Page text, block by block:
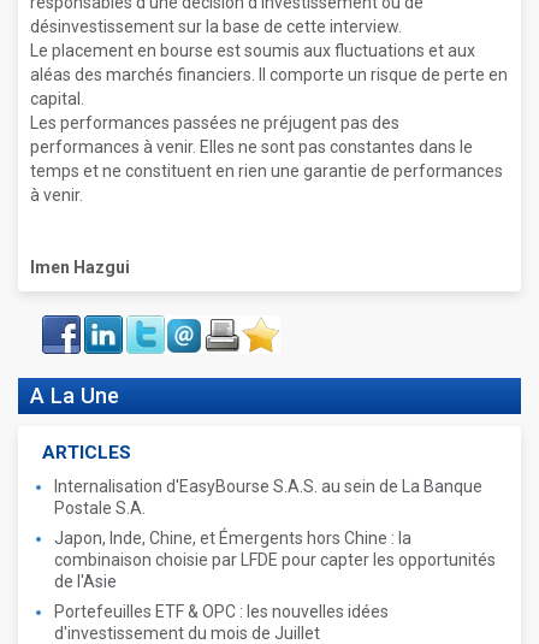
désinvestissement sur la base de cette interview.
Le placement en bourse est soumis aux fluctuations et aux
aléas des marchés financiers. Il comporte un risque de perte en
capital.
Les performances passées ne préjugent pas des
performances à venir. Elles ne sont pas constantes dans le
temps et ne constituent en rien une garantie de performances
à venir.
Imen Hazgui
Face
book
LinkIn Twitter Envoyer ImprimerFavoris
A La Une
ARTICLES
Internalisation d'EasyBourse S.A.S. au sein de La Banque
Postale S.A.
Japon, Inde, Chine, et Émergents hors Chine : la
combinaison choisie par LFDE pour capter les opportunités
de l'Asie
Portefeuilles ETF & OPC : les nouvelles idées
d'investissement du mois de Juillet